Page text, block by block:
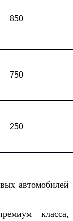
850
750
250
автомобилей
класса,